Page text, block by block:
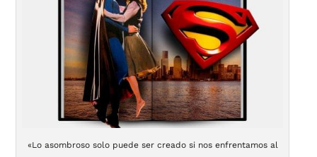
«Lo asombroso solo puede ser creado si nos enfrentamos al